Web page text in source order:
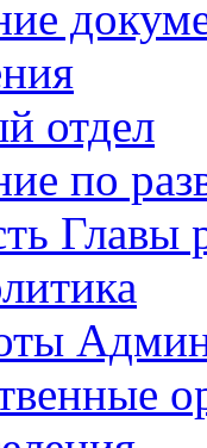
отдел
по
Главы